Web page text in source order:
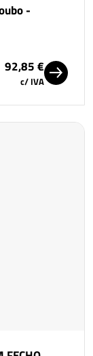
-
92,85 €
c/ IVA